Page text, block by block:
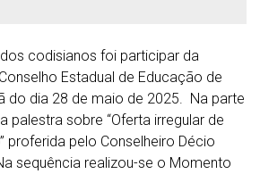
codisianos foi participar da
Estadual de Educação de
do dia 28 de maio de 2025. Na parte
palestra sobre “Oferta irregular de
proferida pelo Conselheiro Décio
sequência realizou-se o Momento